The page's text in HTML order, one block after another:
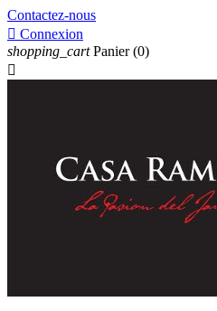
Contactez-nous
 Connexion
shopping_cart Panier (0)
